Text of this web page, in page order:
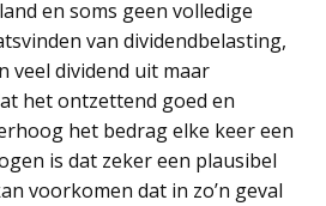
en soms geen volledige
van dividendbelasting,
veel dividend uit maar
het ontzettend goed en
het bedrag elke keer een
is dat zeker een plausibel
voorkomen dat in zo’n geval